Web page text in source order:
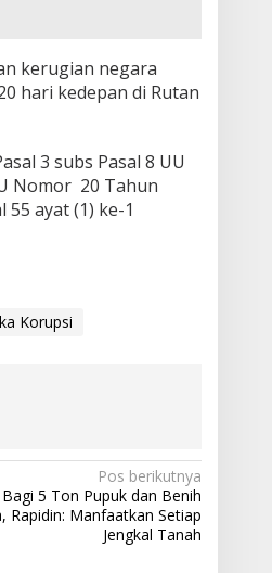
kerugian negara
hari kedepan di Rutan
3 subs Pasal 8 UU
Nomor 20 Tahun
ayat (1) ke-1
Korupsi
Pos berikutnya
5 Ton Pupuk dan Benih
Rapidin: Manfaatkan Setiap
Jengkal Tanah